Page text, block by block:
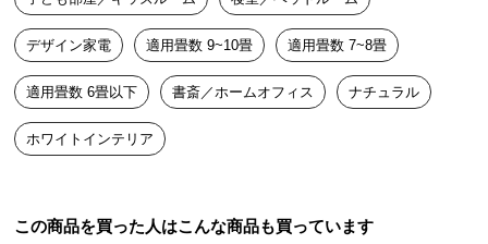
中
型
商
品
の
配
送
い
デザイン家電 適用畳数 9~10畳 適用畳数 7~8畳
適用畳数 6畳以下 書斎／ホームオフィス ナチュラル
ホワイトインテリア
この商品を買った人はこんな商品も買っています